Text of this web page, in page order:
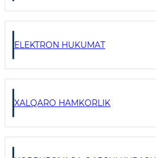
ELEKTRON HUKUMAT
XALQARO HAMKORLIK